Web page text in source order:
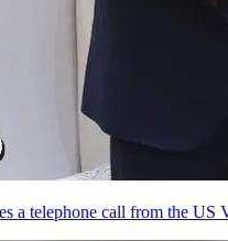
a telephone call from the US